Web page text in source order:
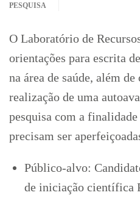
PESQUISA
O Laboratório de
orientações para escrita
na área de saúde, além
realização de uma
pesquisa com a
precisam ser
Público-alvo:
de iniciação científica